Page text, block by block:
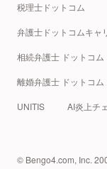
税理士ドットコム
弁護士ドットコムキャ
相続弁護士 ドットコム
離婚弁護士 ドットコム
UNITIS AI炎上チ
© Bengo4.com, Inc.